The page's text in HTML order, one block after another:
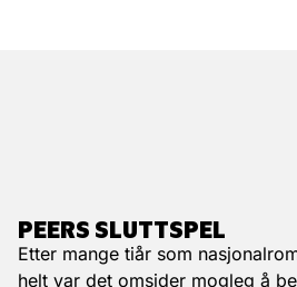
PEERS SLUTTSPEL
Etter mange tiår som
helt var det omsider mogleg å